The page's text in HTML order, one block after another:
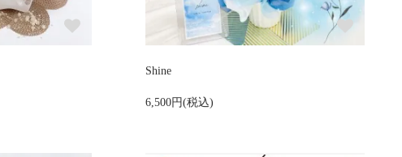
Shine
6,500円(税込)